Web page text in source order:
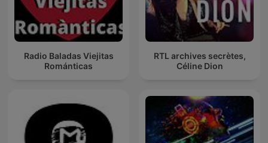
Radio Baladas Viejitas
Románticas
RTL archives secrètes,
Céline Dion